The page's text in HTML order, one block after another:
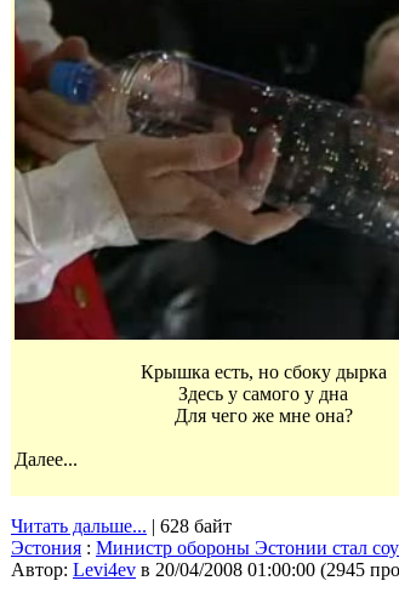
Крышка есть, но сбоку дырка
Здесь у самого у дна
Для чего же мне она?
Далее...
Читать дальше... | 628 байт
Эстония : Министр обороны Эстонии стал
Автор: Levi4ev в 20/04/2008 01:00:00 (2945